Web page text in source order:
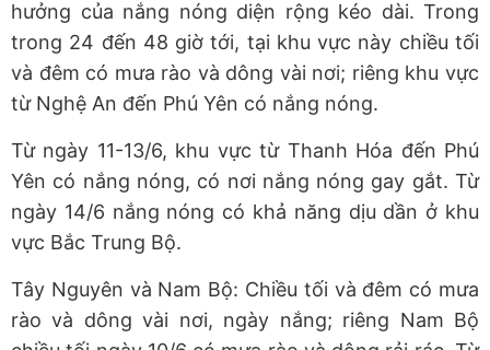
hưởng của nắng nóng diện rộng kéo dài. Trong
trong 24 đến 48 giờ tới, tại khu vực này chiều tối
và đêm có mưa rào và dông vài nơi; riêng khu vực
từ Nghệ An đến Phú Yên có nắng nóng.
Từ ngày 11-13/6, khu vực từ Thanh Hóa đến Phú
Yên có nắng nóng, có nơi nắng nóng gay gắt. Từ
ngày 14/6 nắng nóng có khả năng dịu dần ở khu
vực Bắc Trung Bộ.
Tây Nguyên và Nam Bộ: Chiều tối và đêm có mưa
rào và dông vài nơi, ngày nắng; riêng Nam Bộ